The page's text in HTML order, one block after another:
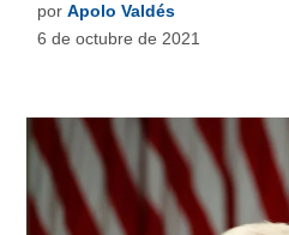
por Apolo Valdés
6 de octubre de 2021